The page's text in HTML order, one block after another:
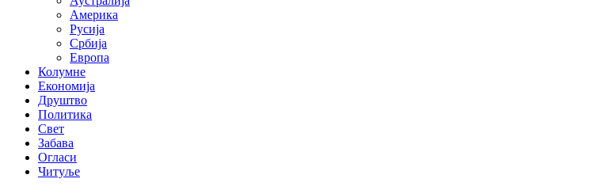
Америка
Русија
Србија
Европа
Колумне
Економија
Друштво
Политика
Свет
Забава
Огласи
Читуље